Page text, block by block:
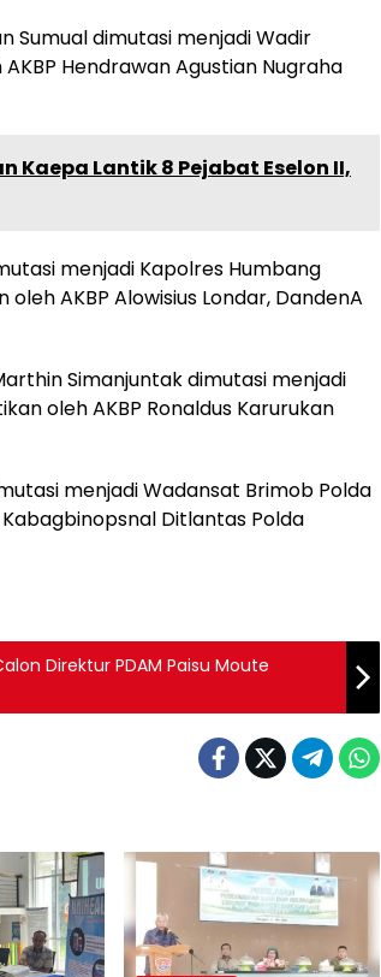
Sumual dimutasi menjadi Wadir
Hendrawan Agustian Nugraha
Kaepa Lantik 8 Pejabat Eselon II,
menjadi Kapolres Humbang
AKBP Alowisius Londar, DandenA
Simanjuntak dimutasi menjadi
oleh AKBP Ronaldus Karurukan
menjadi Wadansat Brimob Polda
Ditlantas Polda
Direktur PDAM Paisu Moute